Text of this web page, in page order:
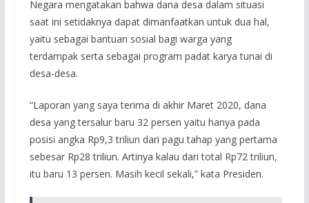
Negara mengatakan bahwa dana desa dalam situasi
saat ini setidaknya dapat dimanfaatkan untuk dua hal,
yaitu sebagai bantuan sosial bagi warga yang
terdampak serta sebagai program padat karya tunai di
desa-desa.
“Laporan yang saya terima di akhir Maret 2020, dana
desa yang tersalur baru 32 persen yaitu hanya pada
posisi angka Rp9,3 triliun dari pagu tahap yang pertama
sebesar Rp28 triliun. Artinya kalau dari total Rp72 triliun,
itu baru 13 persen. Masih kecil sekali,” kata Presiden.